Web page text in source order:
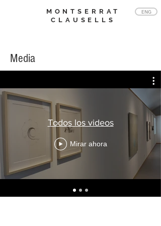
MONTSERRAT
CLAUSELLS
ENG
Media
Todos los videos
Mirar ahora